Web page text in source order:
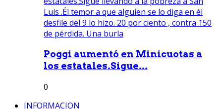
Poggi aumentó en Minicuotas a
los estatales.Sigue...
0
INFORMACION